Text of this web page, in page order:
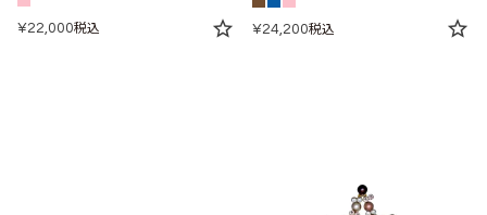
¥22,000税込 ¥24,200税込